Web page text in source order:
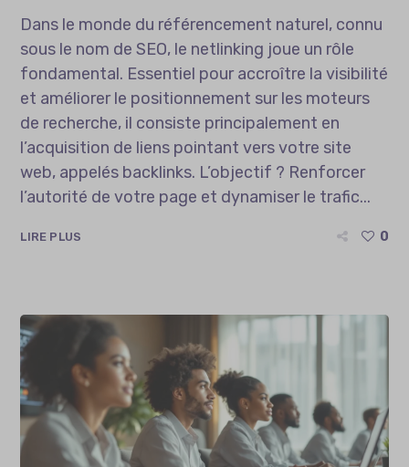
Dans le monde du référencement naturel, connu
sous le nom de SEO, le netlinking joue un rôle
fondamental. Essentiel pour accroître la visibilité
et améliorer le positionnement sur les moteurs
de recherche, il consiste principalement en
l’acquisition de liens pointant vers votre site
web, appelés backlinks. L’objectif ? Renforcer
l’autorité de votre page et dynamiser le trafic...
LIRE PLUS 0